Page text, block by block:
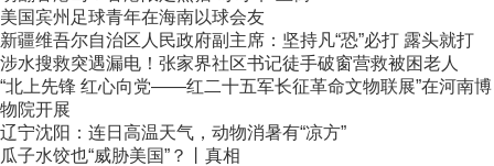
美国宾州足球青年在海南以球会友
新疆维吾尔自治区人民政府副主席：坚持凡“恐”必打 露头就打
涉水搜救突遇漏电！张家界社区书记徒手破窗营救被困老人
“北上先锋 红心向党——红二十五军长征革命文物联展”在河南博
物院开展
辽宁沈阳：连日高温天气，动物消暑有“凉方”
瓜子水饺也“威胁美国”？丨真相